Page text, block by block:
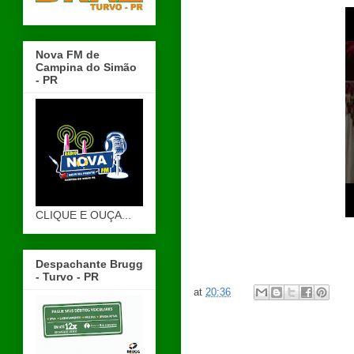
at 20:36
Nova FM de
Campina do Simão
- PR
CLIQUE E OUÇA...
Despachante Brugg
- Turvo - PR